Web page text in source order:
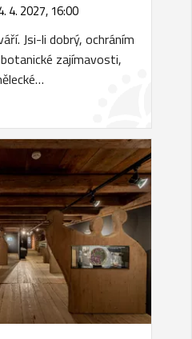
4. 2027, 16:00
Jsi-li dobrý, ochráním
zajímavosti,